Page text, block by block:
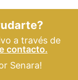
a través de
contacto.
Senara!